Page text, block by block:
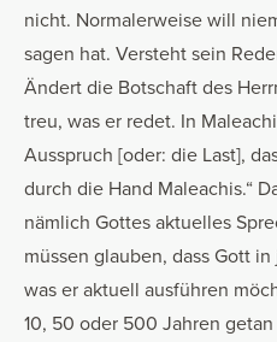
nicht. Normalerweise will
sagen hat. Versteht sein
Ändert die Botschaft des
treu, was er redet. In
Ausspruch [oder: die Last],
durch die Hand Maleachis.“
nämlich Gottes aktuelles
müssen glauben, dass Gott
was er aktuell ausführen
10, 50 oder 500 Jahren